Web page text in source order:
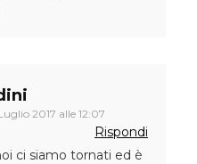
2017 alle 12:07
Rispondi
ci siamo tornati ed è